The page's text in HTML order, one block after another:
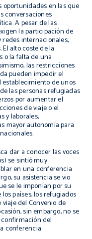
oportunidades en las que
conversaciones
A pesar de las
la participación de
internacionales,
alto coste de la
o la falta de una
las restricciones
pueden impedir el
establecimiento de unos
las personas refugiadas
por aumentar el
de viaje o el
y laborales,
mayor autonomía para
dar a conocer las voces
se sintió muy
en una conferencia
su asistencia se vio
se le imponían por su
países, los refugiados
del Convenio de
sin embargo, no se
del
conferencia.